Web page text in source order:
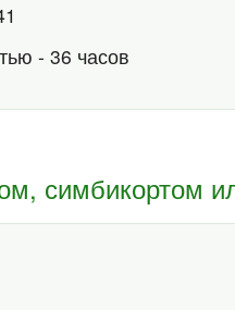
- 36 часов
симбикортом